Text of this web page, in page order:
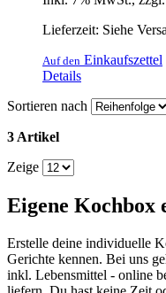
Lieferzeit: Siehe
Auf den Einkaufszettel
Details
Sortieren nach
3 Artikel
Zeige
Eigene Kochbox
Erstelle deine individuelle
Gerichte kennen. Bei uns
inkl. Lebensmittel - online